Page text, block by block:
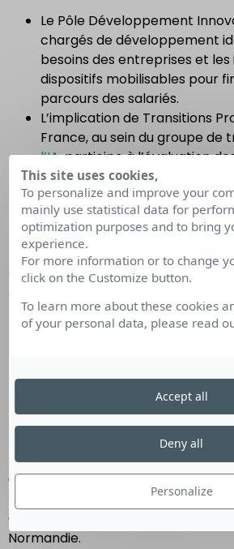
Le Pôle Développement
chargés de développement
besoins des entreprises et
dispositifs mobilisables pour
parcours des salariés.
L’implication de Transitions
France, au sein du groupe de
l’IA, participe à l’évaluation
compétences en région
L’animation auprès de nos
RH et organismes) sur le sujet
déployer et faire connaître le
d’entreprises.
Construire des partenariats et
organismes de formation
L’objectif d’animer un réseau
Les rencontres amènent les
leur public aux salariés en
L’analyse des parcours
aux dispositifs financés par
ainsi étoffer l’offre certifiante.
Cette dynamique s’est élargie
Transitions Pro à 5 nouvelles
Occitanie, Auvergne-Rhône-Alpes,
Normandie.
This site uses cookies,
To personalize and improve your
mainly use statistical data for
optimization purposes and to bring
experience.
For more information or to change
click on the Customize button.
To learn more about these cookies
of your personal data, please read
Personalize
Deny all
Accept all